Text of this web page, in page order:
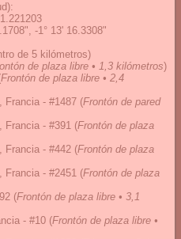
-1° 13' 16.3308"
de 5 kilómetros)
de plaza libre • 1,3 kilómetros)
Frontón de plaza libre • 2,4
Francia - #1487 (Frontón de pared
Francia - #391 (Frontón de plaza
Francia - #442 (Frontón de plaza
Francia - #2451 (Frontón de plaza
(Frontón de plaza libre • 3,1
- #10 (Frontón de plaza libre •